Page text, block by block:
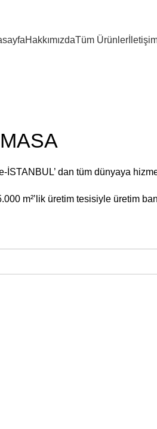
HakkımızdaTüm Ürünler
dan tüm dünyaya
m²’lik üretim tesisiyle üretim